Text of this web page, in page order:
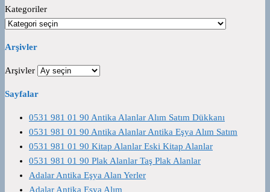
Kategoriler
Arşivler
Arşivler
Sayfalar
0531 981 01 90 Antika Alanlar Alım Satım Dükkanı
0531 981 01 90 Antika Alanlar Antika Eşya Alım Satım
0531 981 01 90 Kitap Alanlar Eski Kitap Alanlar
0531 981 01 90 Plak Alanlar Taş Plak Alanlar
Adalar Antika Eşya Alan Yerler
Adalar Antika Eşya Alım